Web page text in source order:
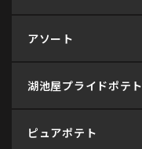
アソート
湖池屋プライドポテト
ピュアポテト